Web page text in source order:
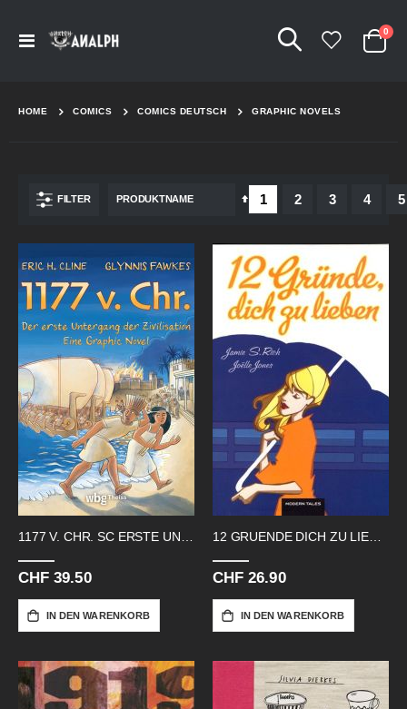
Navigation
Cart
0
HOME COMICS COMICS DEUTSCH GRAPHIC NOVELS
FILTER
In
absteigender
SeiteSie lesen gerade Seite
1 Seite
2 Seite
3 Seite
4 5
1177 V. CHR. SC ERSTE UNTERGANG
CHF 39.50
IN DEN WARENKORB
12 GRUENDE DICH ZU LIEBEN
CHF 26.90
IN DEN WARENKORB